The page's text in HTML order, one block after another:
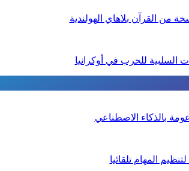
من القرآن بلاهاي الهولندية
السلبية للحرب في أوكرانيا
المهام تلقائيا